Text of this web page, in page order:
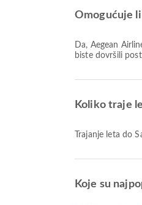
Omogućuje
Da, Aegean Airlines nudi online prijavu za letove za Santorini, što vam omogućuje praktičnu prijavu na let putem naše platforme. Jednostavno slijedite upute na Airpaz kako
biste dovršili
Koliko traje
Trajanje leta do
Koje su